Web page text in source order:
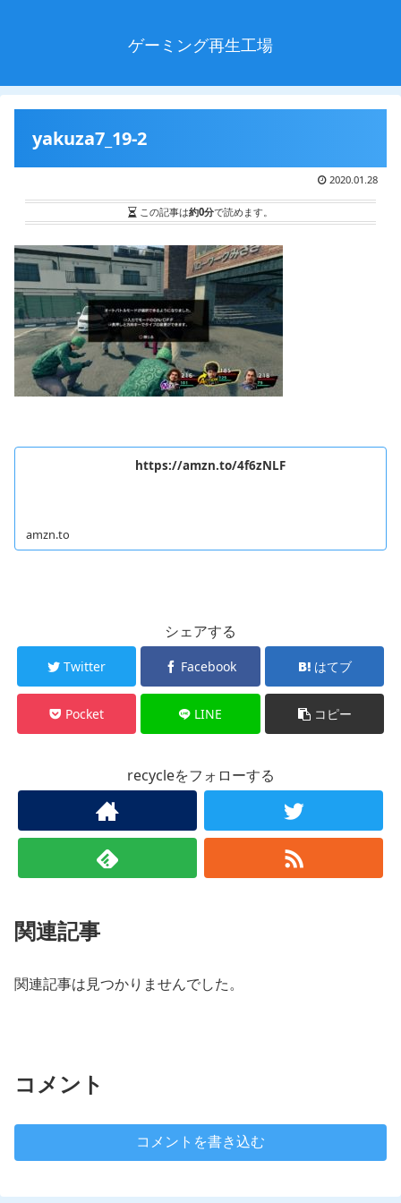
ゲーミング再生工場
yakuza7_19-2
2020.01.28
この記事は約0分で読めます。
https://amzn.to/4f6zNLF
amzn.to
シェアする
Twitter Facebook はてブ
Pocket LINE コピー
recycleをフォローする
関連記事
関連記事は見つかりませんでした。
コメント
コメントを書き込む